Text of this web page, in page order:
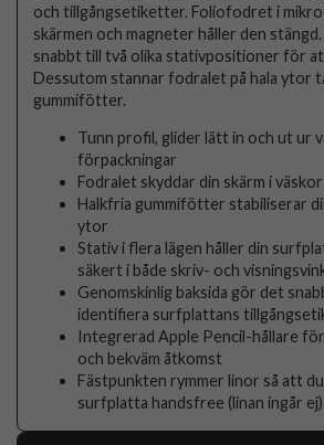
och tillgångsetiketter. Foliofodret i
skärmen och magneter håller den
snabbt till två olika stativpositioner för
Dessutom stannar fodralet på hala ytor
gummifötter.
Tunn profil, glider lätt in och ut ur
förpackningar
Fodralet skyddar din skärm i väskor
Halkfria gummifötter stabiliserar
ytor
Stativ i flera lägen håller din
säkert i både skriv- och
Genomskinlig baksida gör det
identifiera surfplattans
Integrerad Apple Pencil-hållare
och bekväm åtkomst
Fästpunkten rymmer linor så att
surfplatta handsfree (linan ingår ej)